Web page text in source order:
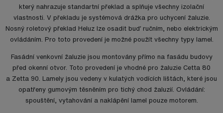
který nahrazuje standartní překlad a splňuje všechny izolační
vlastnosti. V překladu je systémová drážka pro uchycení žaluzie.
Nosný roletový překlad Heluz lze osadit buď ručním, nebo elektrickým
ovládáním. Pro toto provedení je možné použít všechny typy lamel.
Fasádní venkovní žaluzie jsou montovány přímo na fasádu budovy
před okenní otvor. Toto provedení je vhodné pro žaluzie Cetta 80
a Zetta 90. Lamely jsou vedeny v kulatých vodících lištách, které jsou
opatřeny gumovým těsněním pro tichý chod žaluzií. Ovládání:
spouštění, vytahování a naklápění lamel pouze motorem.